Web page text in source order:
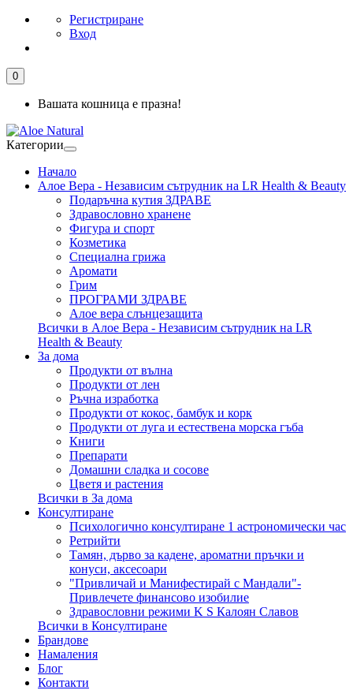
Регистриране
Вход
0
Вашата кошница е празна!
Категории
Начало
Алое Вера - Независим сътрудник на LR Health & Beauty
Подаръчна кутия ЗДРАВЕ
Здравословно хранене
Фигура и спорт
Козметика
Специална грижа
Аромати
Грим
ПРОГРАМИ ЗДРАВЕ
Алое вера слънцезащита
Всички в Алое Вера - Независим сътрудник на LR
Health & Beauty
За дома
Продукти от вълна
Продукти от лен
Ръчна изработка
Продукти от кокос, бамбук и корк
Продукти от луга и естествена морска гъба
Книги
Препарати
Домашни сладка и сосове
Цветя и растения
Всички в За дома
Консултиране
Психологично консултиране 1 астрономически час
Ретрийти
Тамян, дърво за кадене, ароматни пръчки и
конуси, аксесоари
"Привличай и Манифестирай с Мандали"-
Привлечете финансово изобилие
Здравословни режими K S Калоян Славов
Всички в Консултиране
Брандове
Намаления
Блог
Контакти